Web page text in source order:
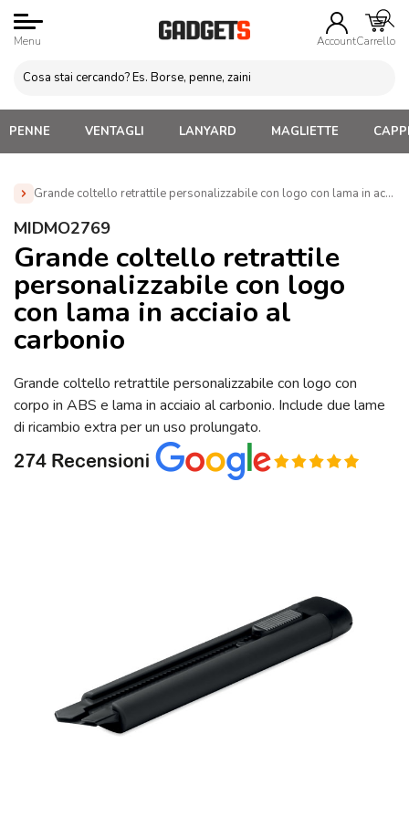
Menu AccountCarrello
PENNE VENTAGLI LANYARD MAGLIETTE
Grande coltello retrattile personalizzabile con logo con lama in
Home » Attrezzi da lavoro Personalizzati
personalizzabile con logo con lama in acciaio al carbonio
(MIDMO2769)
MIDMO2769
Grande coltello retrattile
personalizzabile con logo
con lama in acciaio al
carbonio
Grande coltello retrattile personalizzabile con logo con
corpo in ABS e lama in acciaio al carbonio. Include due lame
di ricambio extra per un uso prolungato.